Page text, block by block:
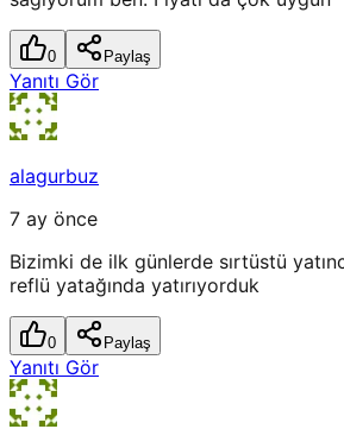
0 Paylaş
Yanıtı Gör
alagurbuz
7 ay önce
Bizimki de ilk günlerde sırtüstü
reflü yatağında yatırıyorduk
0 Paylaş
Yanıtı Gör